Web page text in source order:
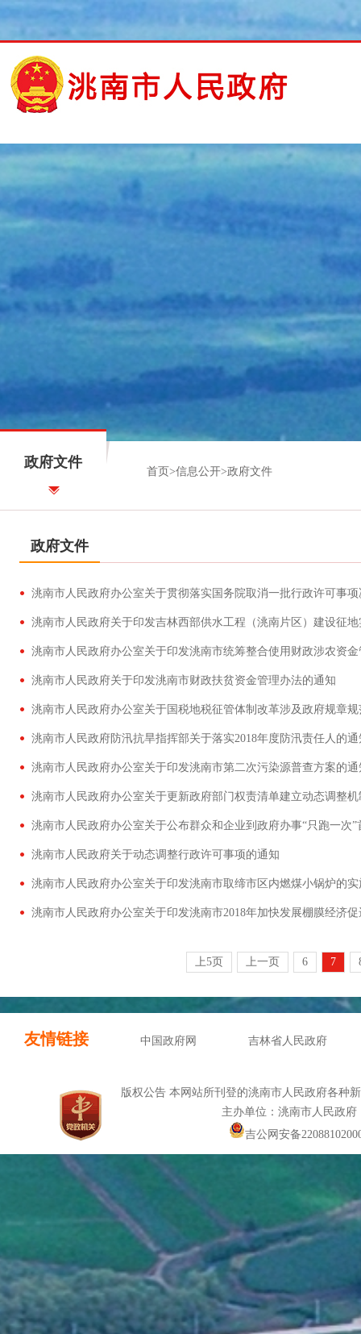
政府文件
首页 >信息公开>政府文件
政府文件
洮南市人民政府办公室关于贯彻落实国务院取消一批行政许可事
洮南市人民政府关于印发吉林西部供水工程（洮南片区）建设征
洮南市人民政府办公室关于印发洮南市统筹整合使用财政涉农资
洮南市人民政府关于印发洮南市财政扶贫资金管理办法的通知
洮南市人民政府防汛抗旱指挥部关于落实2018年度防汛责任人的通
洮南市人民政府办公室关于印发洮南市第二次污染源普查方案的通
洮南市人民政府办公室关于更新政府部门权责清单建立动态调整
洮南市人民政府办公室关于公布群众和企业到政府办事“只跑一次
洮南市人民政府关于动态调整行政许可事项的通知
洮南市人民政府办公室关于印发洮南市取缔市区内燃煤小锅炉的
上5页 上一页 6 7
友情链接 中国政府网 吉林省人民政府
版权公告 本网站所刊登的洮南市人民政府各种
主办单位：洮南市人民政
吉公网安备